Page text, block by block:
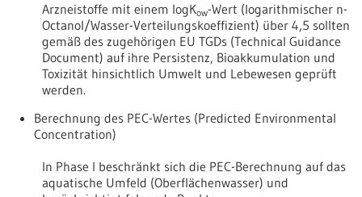
Arzneistoffe mit einem logKow-Wert (logarithmischer n-
Octanol/Wasser-Verteilungskoeffizient) über 4,5 sollten
gemäß des zugehörigen EU TGDs (Technical Guidance
Document) auf ihre Persistenz, Bioakkumulation und
Toxizität hinsichtlich Umwelt und Lebewesen geprüft
werden.
Berechnung des PEC-Wertes (Predicted Environmental
Concentration)
In Phase I beschränkt sich die PEC-Berechnung auf das
aquatische Umfeld (Oberflächenwasser) und